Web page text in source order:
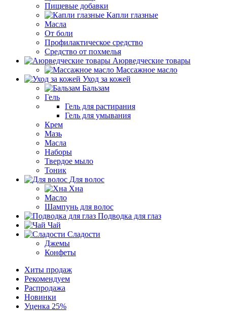
Пищевые добавки
Капли глазные
Масла
От боли
Профилактическое средство
Средство от похмелья
Аюрведческие товары
Массажное масло
Уход за кожей
Бальзам
Гель
Гель для растирания
Гель для умывания
Крем
Мазь
Масла
Наборы
Твердое мыло
Тоник
Для волос
Хна
Масло
Шампунь для волос
Подводка для глаз
Чай
Сладости
Джемы
Конфеты
Хиты продаж
Рекомендуем
Распродажа
Новинки
Уценка 25%